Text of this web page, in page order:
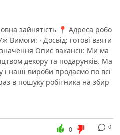
зайнятість 📍 Адреса робо
Вимоги: · Досвід: готові взяти
Опис вакансії: Ми ма
декору та подарункiв. Ма
наші вироби продаємо по всі
в пошуку робітника на збир
0
0